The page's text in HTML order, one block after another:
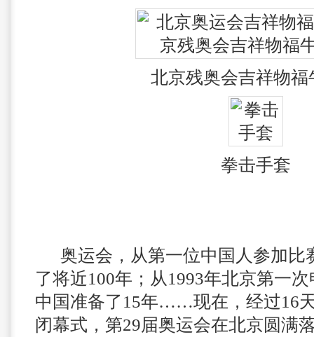
北京残奥会吉祥物福
拳击手套
奥运会，从第一位中国人参加比
了将近100年；从1993年北京第一
中国准备了15年……现在，经过16
闭幕式，第29届奥运会在北京圆满